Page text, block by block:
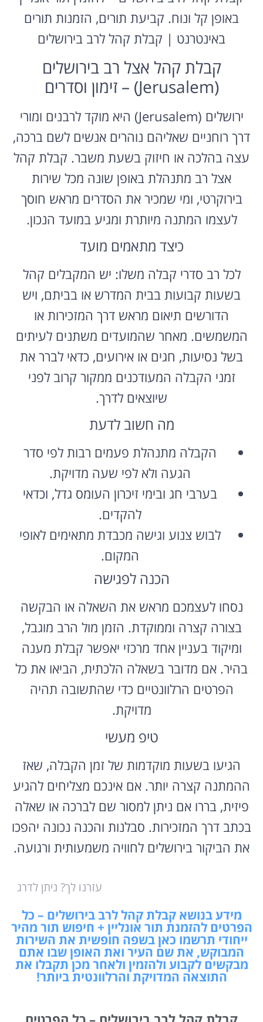
באופן קל ונוח. קביעת תורים, הזמנות תורים
באינטרנט | קבלת קהל לרב בירושלים
קבלת קהל אצל רב בירושלים
(Jerusalem) – זימון וסדרים
ירושלים (Jerusalem) היא מוקד לרבנים ומורי
דרך רוחניים שאליהם נוהרים אנשים לשם ברכה,
עצה בהלכה או חיזוק בשעת משבר. קבלת קהל
אצל רב מתנהלת באופן שונה מכל שירות
בירוקרטי, ומי שמכיר את הסדרים מראש חוסך
לעצמו המתנה מיותרת ומגיע במועד הנכון.
כיצד מתאמים מועד
לכל רב סדרי קבלה משלו: יש המקבלים קהל
בשעות קבועות בבית המדרש או בביתם, ויש
הדורשים תיאום מראש דרך המזכירות או
המשמשים. מאחר שהמועדים משתנים לעיתים
בשל נסיעות, חגים או אירועים, כדאי לברר את
זמני הקבלה המעודכנים ממקור קרוב לפני
שיוצאים לדרך.
מה חשוב לדעת
הקבלה מתנהלת פעמים רבות לפי סדר
הגעה ולא לפי שעה מדויקת.
בערבי חג ובימי זיכרון העומס גדל, וכדאי
להקדים.
לבוש צנוע וגישה מכבדת מתאימים לאופי
המקום.
הכנה לפגישה
נסחו לעצמכם מראש את השאלה או הבקשה
בצורה קצרה וממוקדת. הזמן מול הרב מוגבל,
ומיקוד בעניין אחד מרכזי יאפשר קבלת מענה
בהיר. אם מדובר בשאלה הלכתית, הביאו את כל
הפרטים הרלוונטיים כדי שהתשובה תהיה
מדויקת.
טיפ מעשי
הגיעו בשעות מוקדמות של זמן הקבלה, שאז
ההמתנה קצרה יותר. אם אינכם מצליחים להגיע
פיזית, בררו אם ניתן למסור שם לברכה או שאלה
בכתב דרך המזכירות. סבלנות והכנה נכונה יהפכו
את הביקור בירושלים לחוויה משמעותית ורגועה.
עזרנו לך? ניתן לדרג
מידע בנושא קבלת קהל לרב בירושלים – כל
הפרטים להזמנת תור אונליין + חיפוש תור מהיר
ייחודי תרשמו כאן בשפה חופשית את השירות
המבוקש, את שם העיר ואת האופן שבו אתם
מבקשים לקבוע ולהזמין ולאחר מכן תקבלו את
התוצאה המדויקת והרלוונטית ביותר!